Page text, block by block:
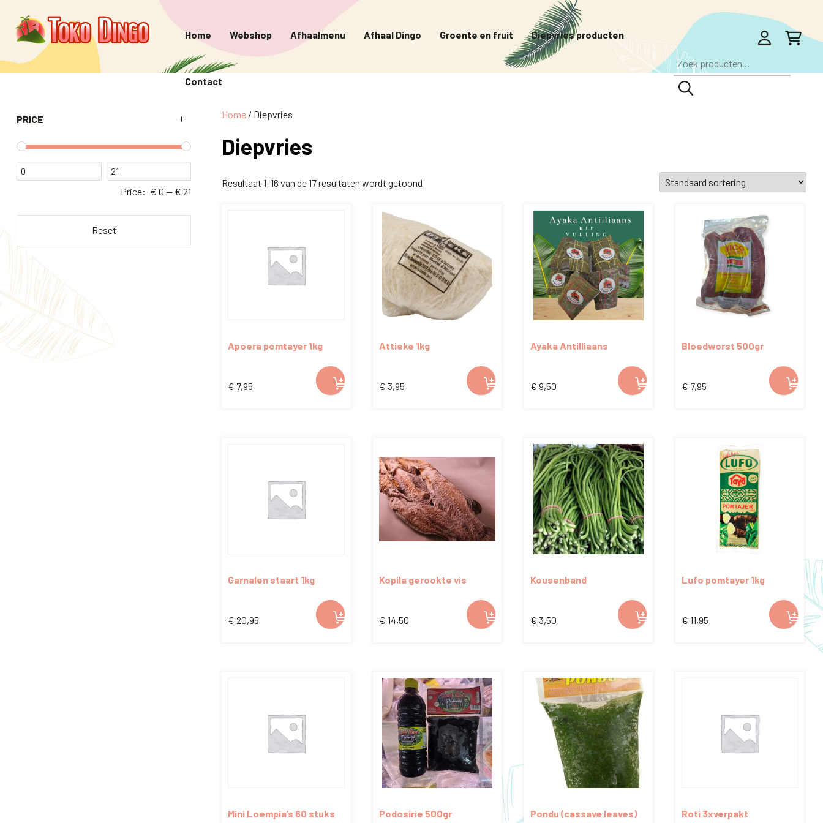
Home Webshop Afhaalmenu Afhaal Dingo Groente en fruit Diepvries producten
Contact
Zoeken
naar:
PRICE
Price: € 0 — € 21
Reset
Home / Diepvries
Diepvries
Resultaat 1–16 van de 17 resultaten wordt getoond
Apoera pomtayer 1kg
€ 7,95
Attieke 1kg
€ 3,95
Ayaka Antilliaans
€ 9,50
meerdere
variaties.
Deze
optie
kan
gekozen
worden
de
Bloedworst 500gr
€ 7,95
Garnalen staart 1kg
€ 20,95
Kopila gerookte vis
€ 14,50
Kousenband
€ 3,50
Lufo pomtayer 1kg
€ 11,95
Mini Loempia’s 60 stuks Podosirie 500gr Pondu (cassave leaves) Roti 3xverpakt